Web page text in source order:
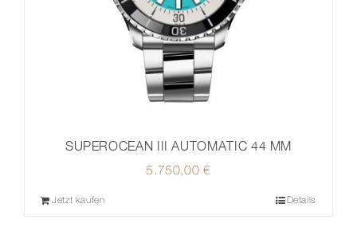
SUPEROCEAN III AUTOMATIC 44 MM
5.750,00€
Jetzt kaufen Details